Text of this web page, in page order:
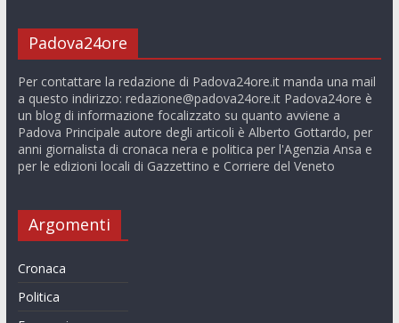
Padova24ore
Per contattare la redazione di Padova24ore.it manda una mail
a questo indirizzo: redazione@padova24ore.itPadova24ore è
un blog di informazione focalizzato su quanto avviene a
Padova Principale autore degli articoli è Alberto Gottardo, per
anni giornalista di cronaca nera e politica per l'Agenzia Ansa e
per le edizioni locali di Gazzettino e Corriere del Veneto
Argomenti
Cronaca
Politica